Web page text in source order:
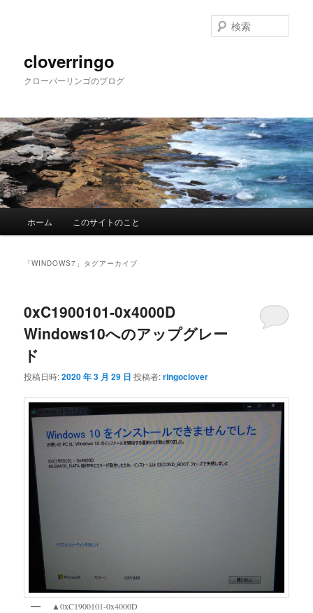
へ
移
動
移
動
cloverringo
クローバーリンゴのブログ
索
ホーム このサイトのこと
「WINDOWS7 」タグアーカイブ
0xC1900101-0x4000D
Windows10へのアップグレー
ド
投稿日時:2020 年 3 月 29 日 投稿者:ringoclover
▲0xC1900101-0x4000D